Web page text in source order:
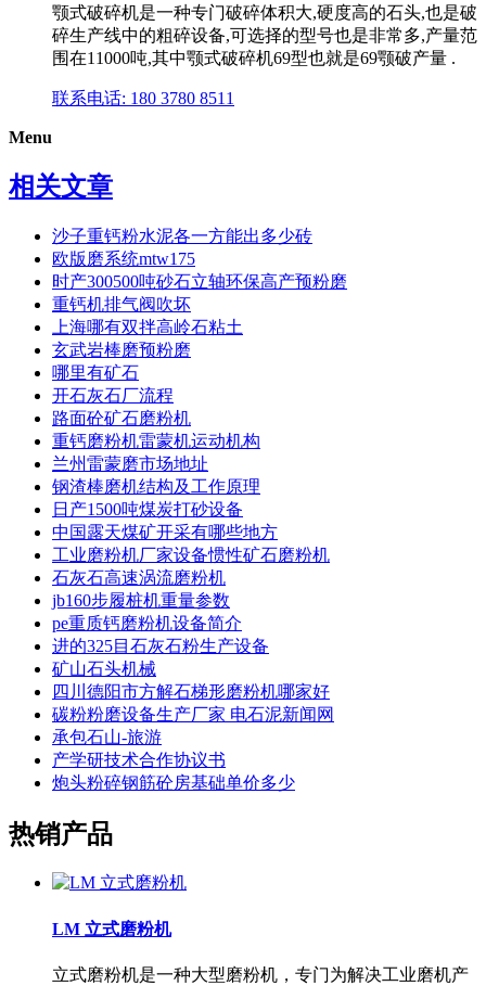
颚式破碎机是一种专门破碎体积大,硬度高的石头,也是破
碎生产线中的粗碎设备,可选择的型号也是非常多,产量范
围在11000吨,其中颚式破碎机69型也就是69颚破产量 .
联系电话: 180 3780 8511
Menu
相关文章
沙子重钙粉水泥各一方能出多少砖
欧版磨系统mtw175
时产300500吨砂石立轴环保高产预粉磨
重钙机排气阀吹坏
上海哪有双拌高岭石粘土
玄武岩棒磨预粉磨
哪里有矿石
开石灰石厂流程
路面砼矿石磨粉机
重钙磨粉机雷蒙机运动机构
兰州雷蒙磨市场地址
钢渣棒磨机结构及工作原理
日产1500吨煤炭打砂设备
中国露天煤矿开采有哪些地方
工业磨粉机厂家设备惯性矿石磨粉机
石灰石高速涡流磨粉机
jb160步履桩机重量参数
pe重质钙磨粉机设备简介
进的325目石灰石粉生产设备
矿山石头机械
四川德阳市方解石梯形磨粉机哪家好
碳粉粉磨设备生产厂家 电石泥新闻网
承包石山-旅游
产学研技术合作协议书
炮头粉碎钢筋砼房基础单价多少
热销产品
LM 立式磨粉机
立式磨粉机是一种大型磨粉机，专门为解决工业磨机产